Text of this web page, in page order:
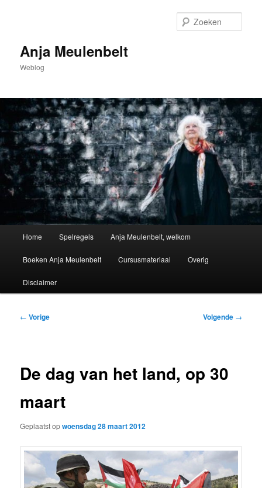
inhoudAnja Meulenbelt
Weblog
Home Spelregels Anja Meulenbelt, welkom
Boeken Anja Meulenbelt Cursusmateriaal Overig
Disclaimer
Bericht
← Vorige Volgende →
De dag van het land, op 30
maart
Geplaatst opwoensdag 28 maart 2012